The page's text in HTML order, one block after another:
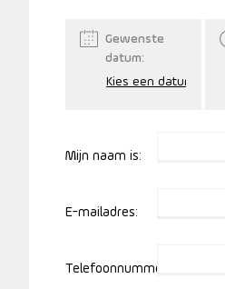
Gewenste
datum:
Mijn naam is:
E-mailadres:
Telefoonnummer: